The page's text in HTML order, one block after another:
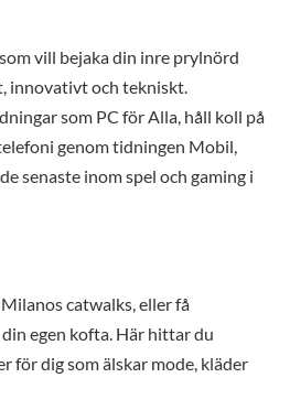
vill bejaka din inre prylnörd
innovativt och tekniskt.
som PC för Alla, håll koll på
genom tidningen Mobil,
senaste inom spel och gaming i
catwalks, eller få
egen kofta. Här hittar du
för dig som älskar mode, kläder